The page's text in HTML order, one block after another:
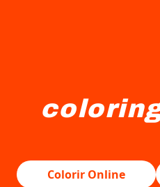
Colorir Online